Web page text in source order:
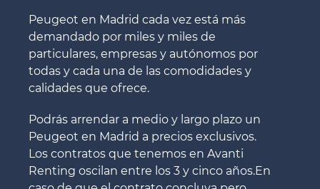
Peugeot en Madrid cada vez está más
demandado por miles y miles de
particulares, empresas y autónomos por
todas y cada una de las comodidades y
calidades que ofrece.
Podrás arrendar a medio y largo plazo un
Peugeot en Madrid a precios exclusivos.
Los contratos que tenemos en Avanti
Renting oscilan entre los 3 y cinco años.En